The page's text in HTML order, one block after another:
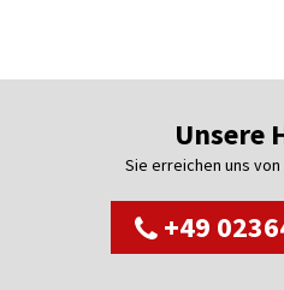
Unsere
Sie erreichen uns von
+49